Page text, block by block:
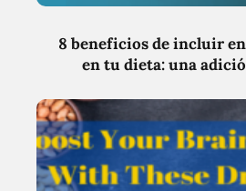
8 beneficios de incluir
en tu dieta: una